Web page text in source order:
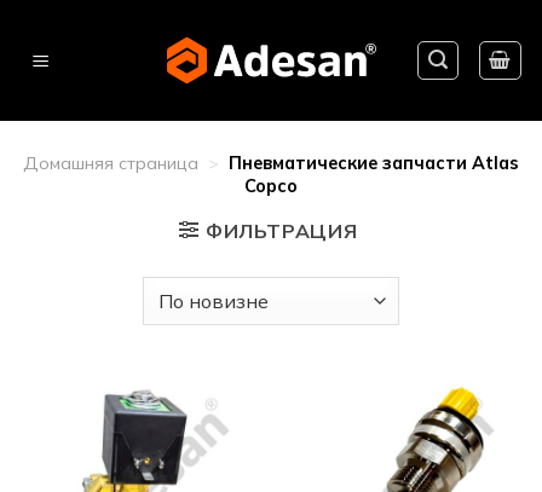
content
Домашняя страница > Пневматические запчасти Atlas
Copco
ФИЛЬТРАЦИЯ